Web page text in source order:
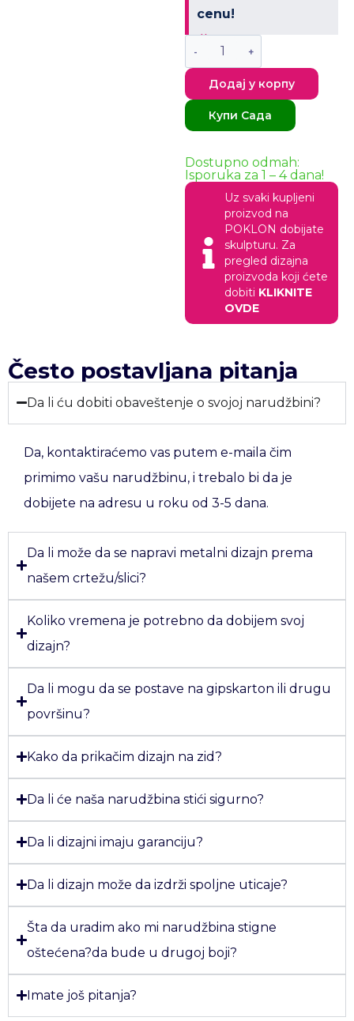
cenu!
×
Додај у корпу
Купи Сада
Dostupno odmah:
Isporuka za 1 – 4 dana!
Uz svaki kupljeni
proizvod na
POKLON dobijate
skulpturu. Za
pregled dizajna
proizvoda koji ćete
dobiti KLIKNITE
OVDE
Često postavljana pitanja
Da li ću dobiti obaveštenje o svojoj narudžbini?
Da, kontaktiraćemo vas putem e-maila čim
primimo vašu narudžbinu, i trebalo bi da je
dobijete na adresu u roku od 3-5 dana.
Da li može da se napravi metalni dizajn prema
našem crtežu/slici?
Koliko vremena je potrebno da dobijem svoj
dizajn?
Da li mogu da se postave na gipskarton ili drugu
površinu?
Kako da prikačim dizajn na zid?
Da li će naša narudžbina stići sigurno?
Da li dizajni imaju garanciju?
Da li dizajn može da izdrži spoljne uticaje?
Šta da uradim ako mi narudžbina stigne
oštećena?da bude u drugoj boji?
Imate još pitanja?